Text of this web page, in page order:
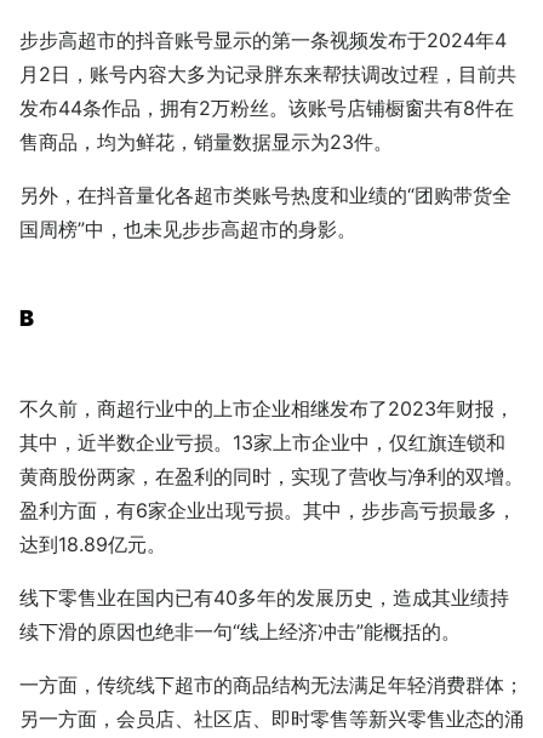
步步高超市的抖音账号显示的第一条视频发布于2024年4
月2日，账号内容大多为记录胖东来帮扶调改过程，目前共
发布44条作品，拥有2万粉丝。该账号店铺橱窗共有8件在
售商品，均为鲜花，销量数据显示为23件。
另外，在抖音量化各超市类账号热度和业绩的“团购带货全
国周榜”中，也未见步步高超市的身影。
B
不久前，商超行业中的上市企业相继发布了2023年财报，
其中，近半数企业亏损。13家上市企业中，仅红旗连锁和
黄商股份两家，在盈利的同时，实现了营收与净利的双增。
盈利方面，有6家企业出现亏损。其中，步步高亏损最多，
达到18.89亿元。
线下零售业在国内已有40多年的发展历史，造成其业绩持
续下滑的原因也绝非一句“线上经济冲击”能概括的。
一方面，传统线下超市的商品结构无法满足年轻消费群体；
另一方面，会员店、社区店、即时零售等新兴零售业态的涌